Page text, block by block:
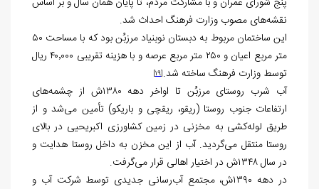
نقشه‌های مصوب وزارت فرهنگ احداث شد.
این ساختمان مربوط به دبستان نوبنیاد مرزبُن بود که با مساحت ۵۰
متر مربع اعیان و ۲۵۰ متر مربع عرصه و با هزینه تقریبی ۴۰٬۰۰۰ ریال
توسط وزارت فرهنگ ساخته شد.[19]
آب شرب روستای مرزبُن تا اواخر دهه ۱۳۸۰ش از چشمه‌های
ارتفاعات جنوب روستا (ریقو، ریقچی و باریکو) تأمین می‌شد و از
طریق لوله‌کشی به مخزنی در زمین کشاورزی اکبریحیی در بالای
روستا منتقل می‌گردید. آب از این مخزن به داخل روستا هدایت و
در سال ۱۳۴۸ش در اختیار اهالی قرار می‌گرفت.
در دهه ۱۳۹۰ش، مجتمع آب‌رسانی جدیدی توسط شرکت آب و